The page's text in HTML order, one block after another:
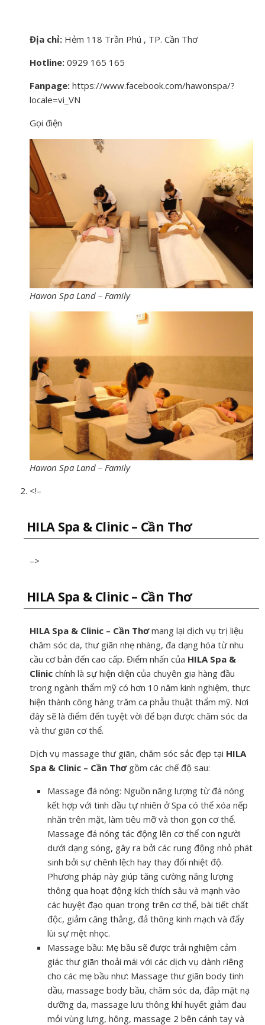
Địa chỉ: Hẻm 118 Trần Phú , TP. Cần Thơ
Hotline: 0929 165 165
Fanpage: https://www.facebook.com/hawonspa/?
locale=vi_VN
Gọi điện
Hawon Spa Land – Family
Hawon Spa Land – Family
<!–
HILA Spa & Clinic – Cần Thơ
–>
HILA Spa & Clinic – Cần Thơ
HILA Spa & Clinic – Cần Thơmang lại dịch vụ trị liệu
chăm sóc da, thư giãn nhẹ nhàng, đa dạng hóa từ nhu
cầu cơ bản đến cao cấp. Điểm nhấn của HILA Spa &
Clinic chính là sự hiện diện của chuyên gia hàng đầu
trong ngành thẩm mỹ có hơn 10 năm kinh nghiệm, thực
hiện thành công hàng trăm ca phẫu thuật thẩm mỹ. Nơi
đây sẽ là điểm đến tuyệt vời để bạn được chăm sóc da
và thư giãn cơ thể.
Dịch vụ massage thư giãn, chăm sóc sắc đẹp tại HILA
Spa & Clinic – Cần Thơgồm các chế độ sau:
Massage đá nóng: Nguồn năng lượng từ đá nóng
kết hợp với tinh dầu tự nhiên ở Spa có thể xóa nếp
nhăn trên mặt, làm tiêu mỡ và thon gọn cơ thể.
Massage đá nóng tác động lên cơ thể con người
dưới dạng sóng, gây ra bởi các rung động nhỏ phát
sinh bởi sự chênh lệch hay thay đổi nhiệt độ.
Phương pháp này giúp tăng cường năng lượng
thông qua hoạt động kích thích sâu và mạnh vào
các huyệt đạo quan trọng trên cơ thể, bài tiết chất
độc, giảm căng thẳng, đả thông kinh mạch và đẩy
lùi sự mệt nhọc.
Massage bầu: Mẹ bầu sẽ được trải nghiệm cảm
giác thư giãn thoải mái với các dịch vụ dành riêng
cho các mẹ bầu như: Massage thư giãn body tinh
dầu, massage body bầu, chăm sóc da, đắp mặt nạ
dưỡng da, massage lưu thông khí huyết giảm đau
mỏi vùng lưng, hông, massage 2 bên cánh tay và